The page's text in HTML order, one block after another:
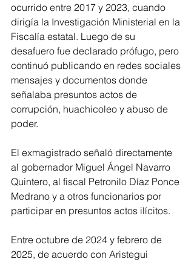
ocurrido entre 2017 y 2023, cuando
dirigía la Investigación Ministerial en la
Fiscalía estatal. Luego de su
desafuero fue declarado prófugo, pero
continuó publicando en redes sociales
mensajes y documentos donde
señalaba presuntos actos de
corrupción, huachicoleo y abuso de
poder.
El exmagistrado señaló directamente
al gobernador Miguel Ángel Navarro
Quintero, al fiscal Petronilo Díaz Ponce
Medrano y a otros funcionarios por
participar en presuntos actos ilícitos.
Entre octubre de 2024 y febrero de
2025, de acuerdo con Aristegui